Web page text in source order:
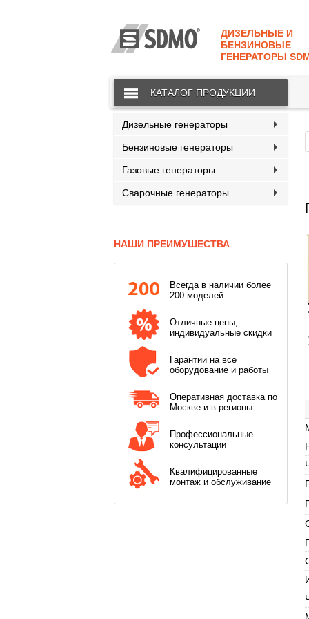
ДИЗЕЛЬНЫЕ И
БЕНЗИНОВЫЕ
ГЕНЕРАТОРЫ
КАТАЛОГ ПРОДУКЦИИ
Дизельные генераторы
Бензиновые генераторы
Газовые генераторы
Сварочные генераторы
НАШИ ПРЕИМУШЕСТВА
Всегда в наличии более
200 моделей
Отличные цены,
индивидуальные скидки
Гарантии на все
оборудование и работы
Оперативная доставка по
Москве и в регионы
Профессиональные
консультации
Квалифицированные
монтаж и обслуживание